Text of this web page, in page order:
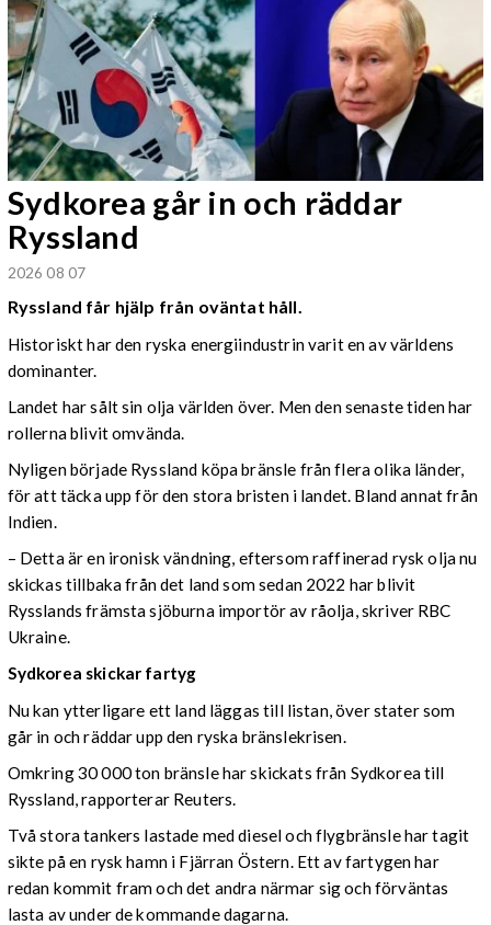
Sydkorea går in och räddar
Ryssland
2026 08 07
Ryssland får hjälp från oväntat håll.
Historiskt har den ryska energiindustrin varit en av världens
dominanter.
Landet har sålt sin olja världen över. Men den senaste tiden har
rollerna blivit omvända.
Nyligen började Ryssland köpa bränsle från flera olika länder,
för att täcka upp för den stora bristen i landet. Bland annat från
Indien.
– Detta är en ironisk vändning, eftersom raffinerad rysk olja nu
skickas tillbaka från det land som sedan 2022 har blivit
Rysslands främsta sjöburna importör av råolja, skriver RBC
Ukraine.
Sydkorea skickar fartyg
Nu kan ytterligare ett land läggas till listan, över stater som
går in och räddar upp den ryska bränslekrisen.
Omkring 30 000 ton bränsle har skickats från Sydkorea till
Ryssland, rapporterar Reuters.
Två stora tankers lastade med diesel och flygbränsle har tagit
sikte på en rysk hamn i Fjärran Östern. Ett av fartygen har
redan kommit fram och det andra närmar sig och förväntas
lasta av under de kommande dagarna.